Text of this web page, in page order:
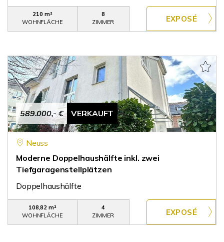
210 m²
WOHNFLÄCHE
8
ZIMMER
589.000,- € VERKAUFT
Neuss
Moderne Doppelhaushälfte inkl. zwei
Tiefgaragenstellplätzen
Doppelhaushälfte
108,82 m²
WOHNFLÄCHE
4
ZIMMER